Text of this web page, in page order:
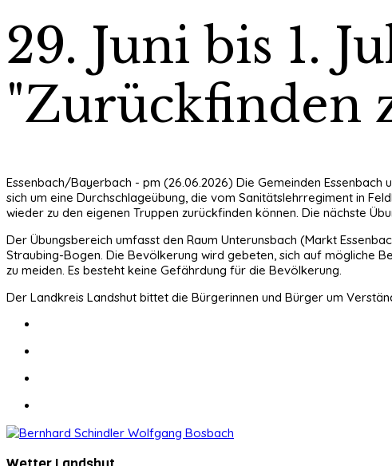
29. Juni bis 1.
"Zurückfinden
Essenbach/Bayerbach - pm (26.06.2026) Die Gemeinden
sich um eine Durchschlageübung, die vom Sanitätslehrregiment in
wieder zu den eigenen Truppen zurückfinden können. Die nächste
Der Übungsbereich umfasst den Raum Unterunsbach (Markt
Straubing-Bogen. Die Bevölkerung wird gebeten, sich auf mögliche
zu meiden. Es besteht keine Gefährdung für die Bevölkerung.
Der Landkreis Landshut bittet die Bürgerinnen und Bürger um